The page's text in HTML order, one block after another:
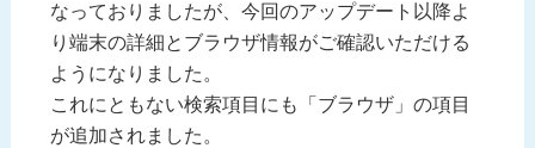
なっておりましたが、今回のアップデート以降よ
り端末の詳細とブラウザ情報がご確認いただける
ようになりました。
これにともない検索項目にも「ブラウザ」の項目
が追加されました。